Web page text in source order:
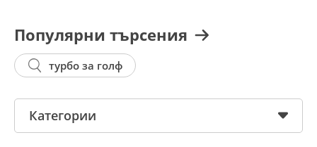
Популярни търсения
турбо за голф
Категории